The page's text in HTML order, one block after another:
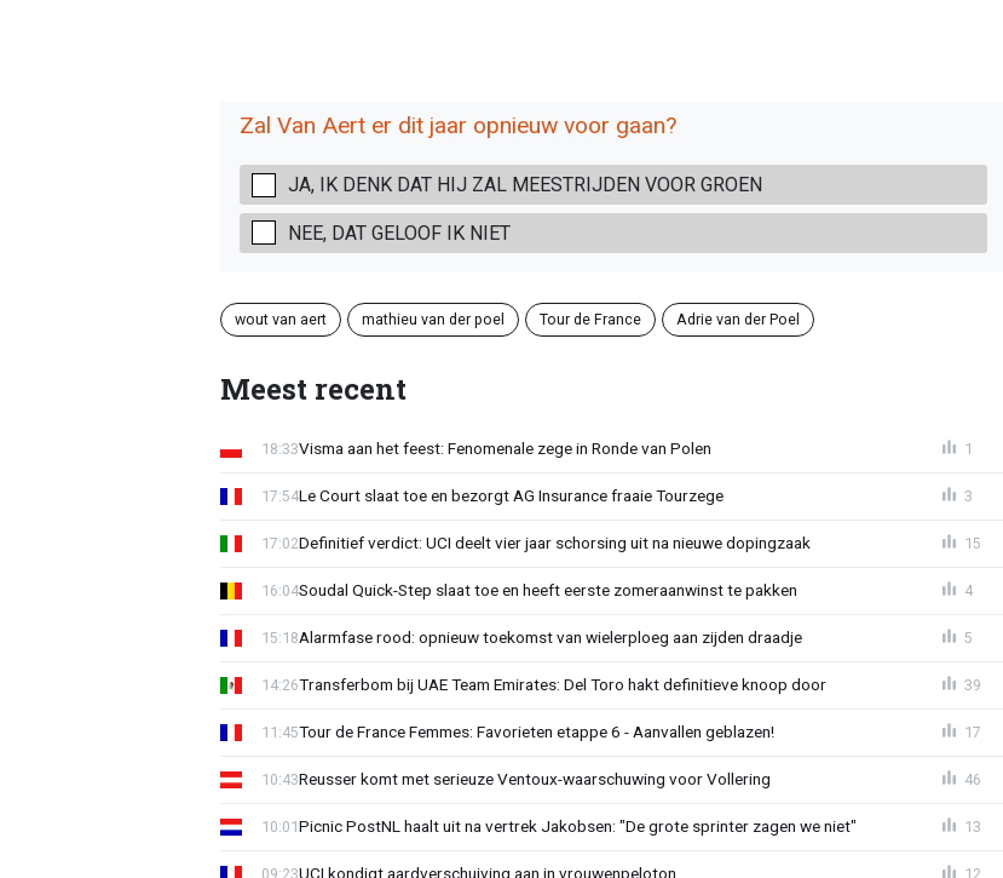
Zal Van Aert er dit jaar opnieuw voor gaan?
JA, IK DENK DAT HIJ ZAL MEESTRIJDEN VOOR GROEN
NEE, DAT GELOOF IK NIET
wout van aert mathieu van der poel Tour de France Adrie van der Poel
Meest recent
Visma aan het feest: Fenomenale zege in Ronde van Polen
18:33 1
Le Court slaat toe en bezorgt AG Insurance fraaie Tourzege
17:54 3
Definitief verdict: UCI deelt vier jaar schorsing uit na nieuwe dopingzaak
17:02 15
Soudal Quick-Step slaat toe en heeft eerste zomeraanwinst te pakken
16:04 4
Alarmfase rood: opnieuw toekomst van wielerploeg aan zijden draadje
15:18 5
Transferbom bij UAE Team Emirates: Del Toro hakt definitieve knoop door
14:26 39
Tour de France Femmes: Favorieten etappe 6 - Aanvallen geblazen!
11:45 17
Reusser komt met serieuze Ventoux-waarschuwing voor Vollering
10:43 46
Picnic PostNL haalt uit na vertrek Jakobsen: "De grote sprinter zagen we niet"
10:01 13
UCI kondigt aardverschuiving aan in vrouwenpeloton
09:23 12